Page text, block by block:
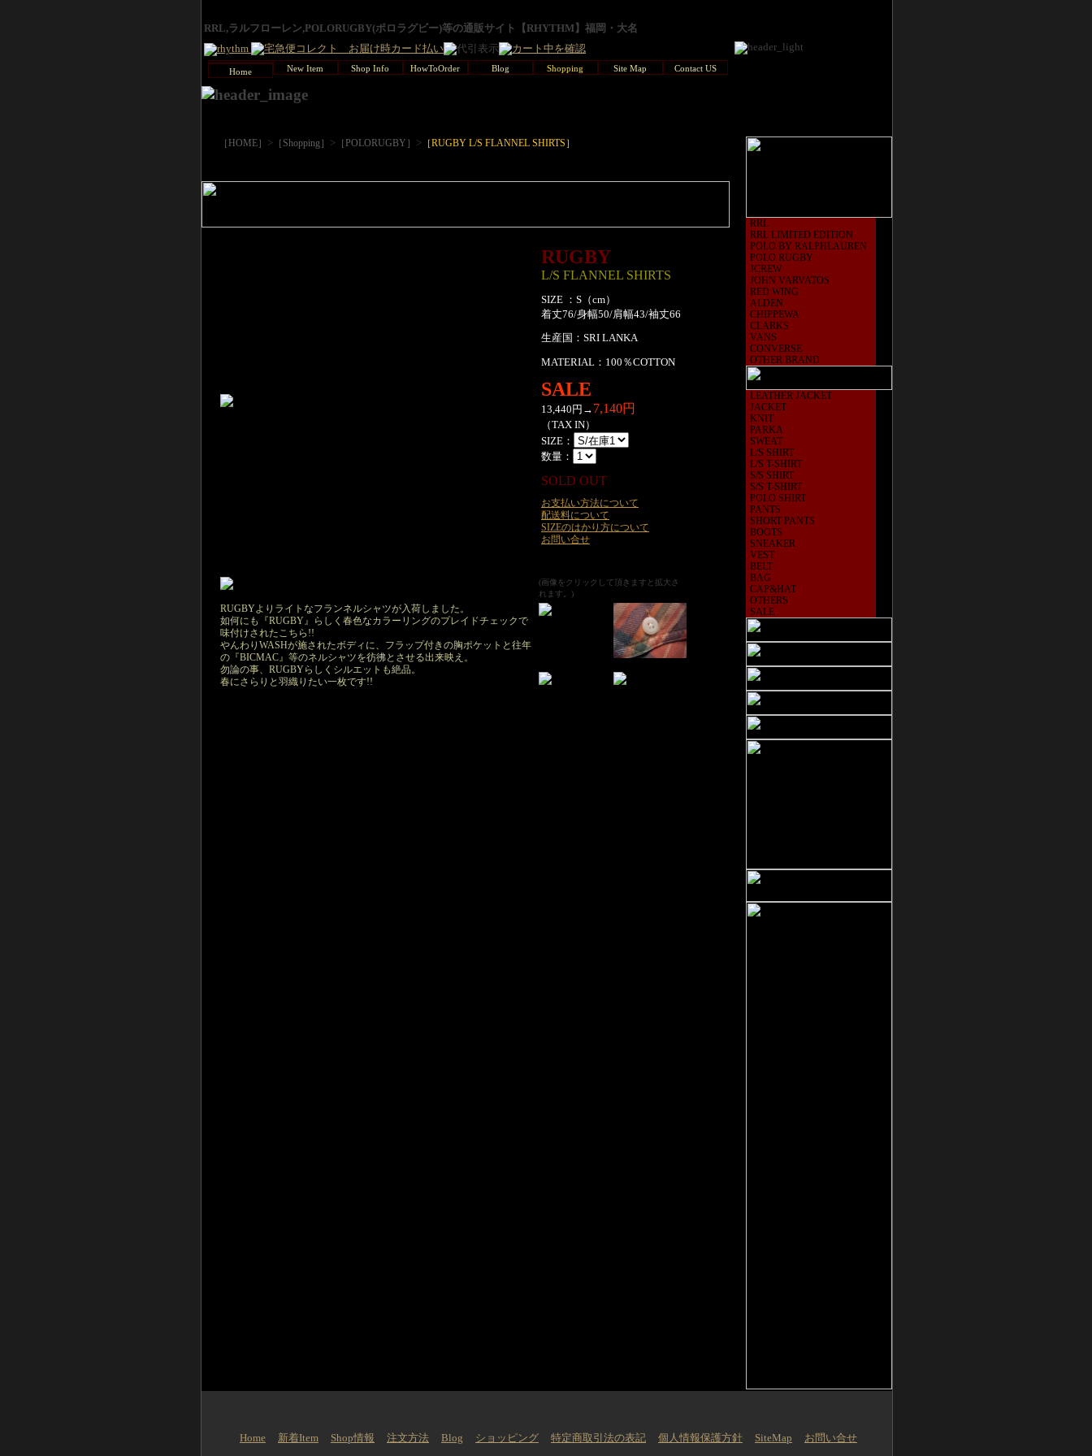
RRL,ラルフローレン,POLORUGBY(ポロラグビー)等の通販サイト【RHYTHM】福岡・大名
Home New Item Shop Info HowToOrder Blog Shopping Site Map Contact US
［HOME］ > ［Shopping］ > ［POLORUGBY］ > ［RUGBY L/S FLANNEL SHIRTS］
RUGBY
L/S FLANNEL SHIRTS
SIZE ：S（cm）
着丈76/身幅50/肩幅43/袖丈66
生産国：SRI LANKA
MATERIAL：100％COTTON
SALE
13,440円→ 7,140円
（TAX IN）
SIZE：
数量：
SOLD OUT
お支払い方法について
配送料について
SIZEのはかり方について
お問い合せ
(画像をクリックして頂きますと拡大さ
れます。)
RUGBYよりライトなフランネルシャツが入荷しました。
如何にも『RUGBY』らしく春色なカラーリングのプレイドチェックで
味付けされたこちら!!
やんわりWASHが施されたボディに、フラップ付きの胸ポケットと往年
の『BICMAC』等のネルシャツを彷彿とさせる出来映え。
勿論の事、RUGBYらしくシルエットも絶品。
春にさらりと羽織りたい一枚です!!
RRL
RRL LIMITED EDITION
POLO BY RALPHLAUREN
POLO RUGBY
JCREW
JOHN VARVATOS
RED WING
ALDEN
CHIPPEWA
CLARKS
VANS
CONVERSE
OTHER BRAND
LEATHER JACKET
JACKET
KNIT
PARKA
SWEAT
L/S SHIRT
L/S T-SHIRT
S/S SHIRT
S/S T-SHIRT
POLO SHIRT
PANTS
SHORT PANTS
BOOTS
SNEAKER
VEST
BELT
BAG
CAP&HAT
OTHERS
SALE
Home 新着Item Shop情報 注文方法 Blog ショッピング 特定商取引法の表記 個人情報保護方針 SiteMap
お問い合せ